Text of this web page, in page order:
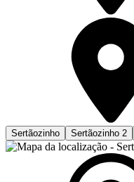
Sertãozinho Sertãozinho 2